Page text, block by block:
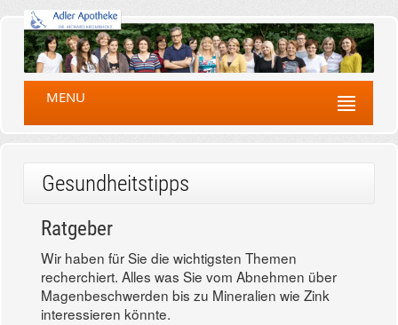
MENU
Gesundheitstipps
Ratgeber
Wir haben für Sie die wichtigsten Themen
recherchiert. Alles was Sie vom Abnehmen über
Magenbeschwerden bis zu Mineralien wie Zink
interessieren könnte.